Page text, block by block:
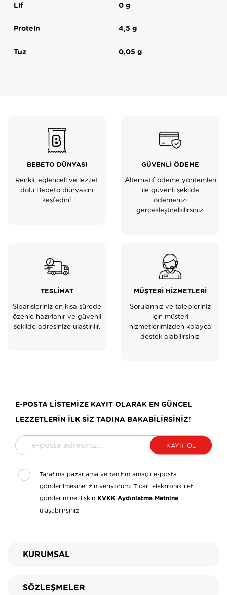
Lif 0 g
Protein 4,5 g
Tuz 0,05 g
BEBETO DÜNYASI
Renkli, eğlenceli ve lezzet
dolu Bebeto dünyasını
keşfedin!
GÜVENLİ ÖDEME
Alternatif ödeme yöntemleri
ile güvenli şekilde
ödemenizi
gerçekleştirebilirsiniz.
TESLİMAT
Siparişleriniz en kısa sürede
özenle hazırlanır ve güvenli
şekilde adresinize ulaştırılır.
MÜŞTERİ HİZMETLERİ
Sorularınız ve talepleriniz
için müşteri
hizmetlerimizden kolayca
destek alabilirsiniz.
KURUMSAL
SÖZLEŞMELER
E-POSTA LİSTEMİZE KAYIT OLARAK EN GÜNCEL
LEZZETLERİN İLK SİZ TADINA BAKABİLİRSİNİZ!
KAYIT OL
Tarafıma pazarlama ve tanıtım amaçlı e-posta
gönderilmesine izin veriyorum. Ticari elektronik ileti
gönderimine ilişkin KVKK Aydınlatma Metnine
ulaşabilirsiniz.